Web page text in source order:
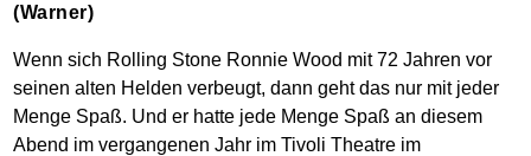
(Warner)
Wenn sich Rolling Stone Ronnie Wood mit 72 Jahren vor
seinen alten Helden verbeugt, dann geht das nur mit jeder
Menge Spaß. Und er hatte jede Menge Spaß an diesem
Abend im vergangenen Jahr im Tivoli Theatre im